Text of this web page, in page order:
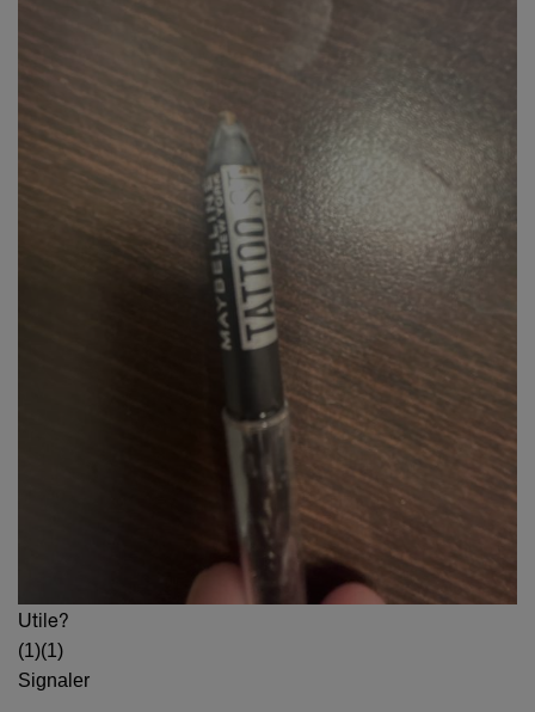
Utile?
(1)(1)
Signaler